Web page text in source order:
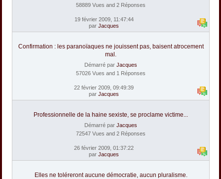
58889 Vues and 2 Réponses
19 février 2009, 11:47:44
par Jacques
Confirmation : les paranoïaques ne jouissent pas, baisent atrocement
mal.
Démarré par Jacques
57026 Vues and 1 Réponses
22 février 2009, 09:49:39
par Jacques
Professionnelle de la haine sexiste, se proclame victime...
Démarré par Jacques
72547 Vues and 2 Réponses
26 février 2009, 01:37:22
par Jacques
Elles ne toléreront aucune démocratie, aucun pluralisme.